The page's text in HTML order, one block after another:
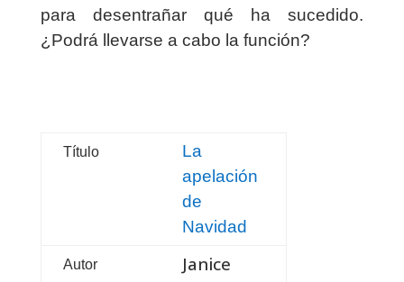
para desentrañar qué ha sucedido.
¿Podrá llevarse a cabo la función?
Título
La
apelación
de
Navidad
Autor
Janice